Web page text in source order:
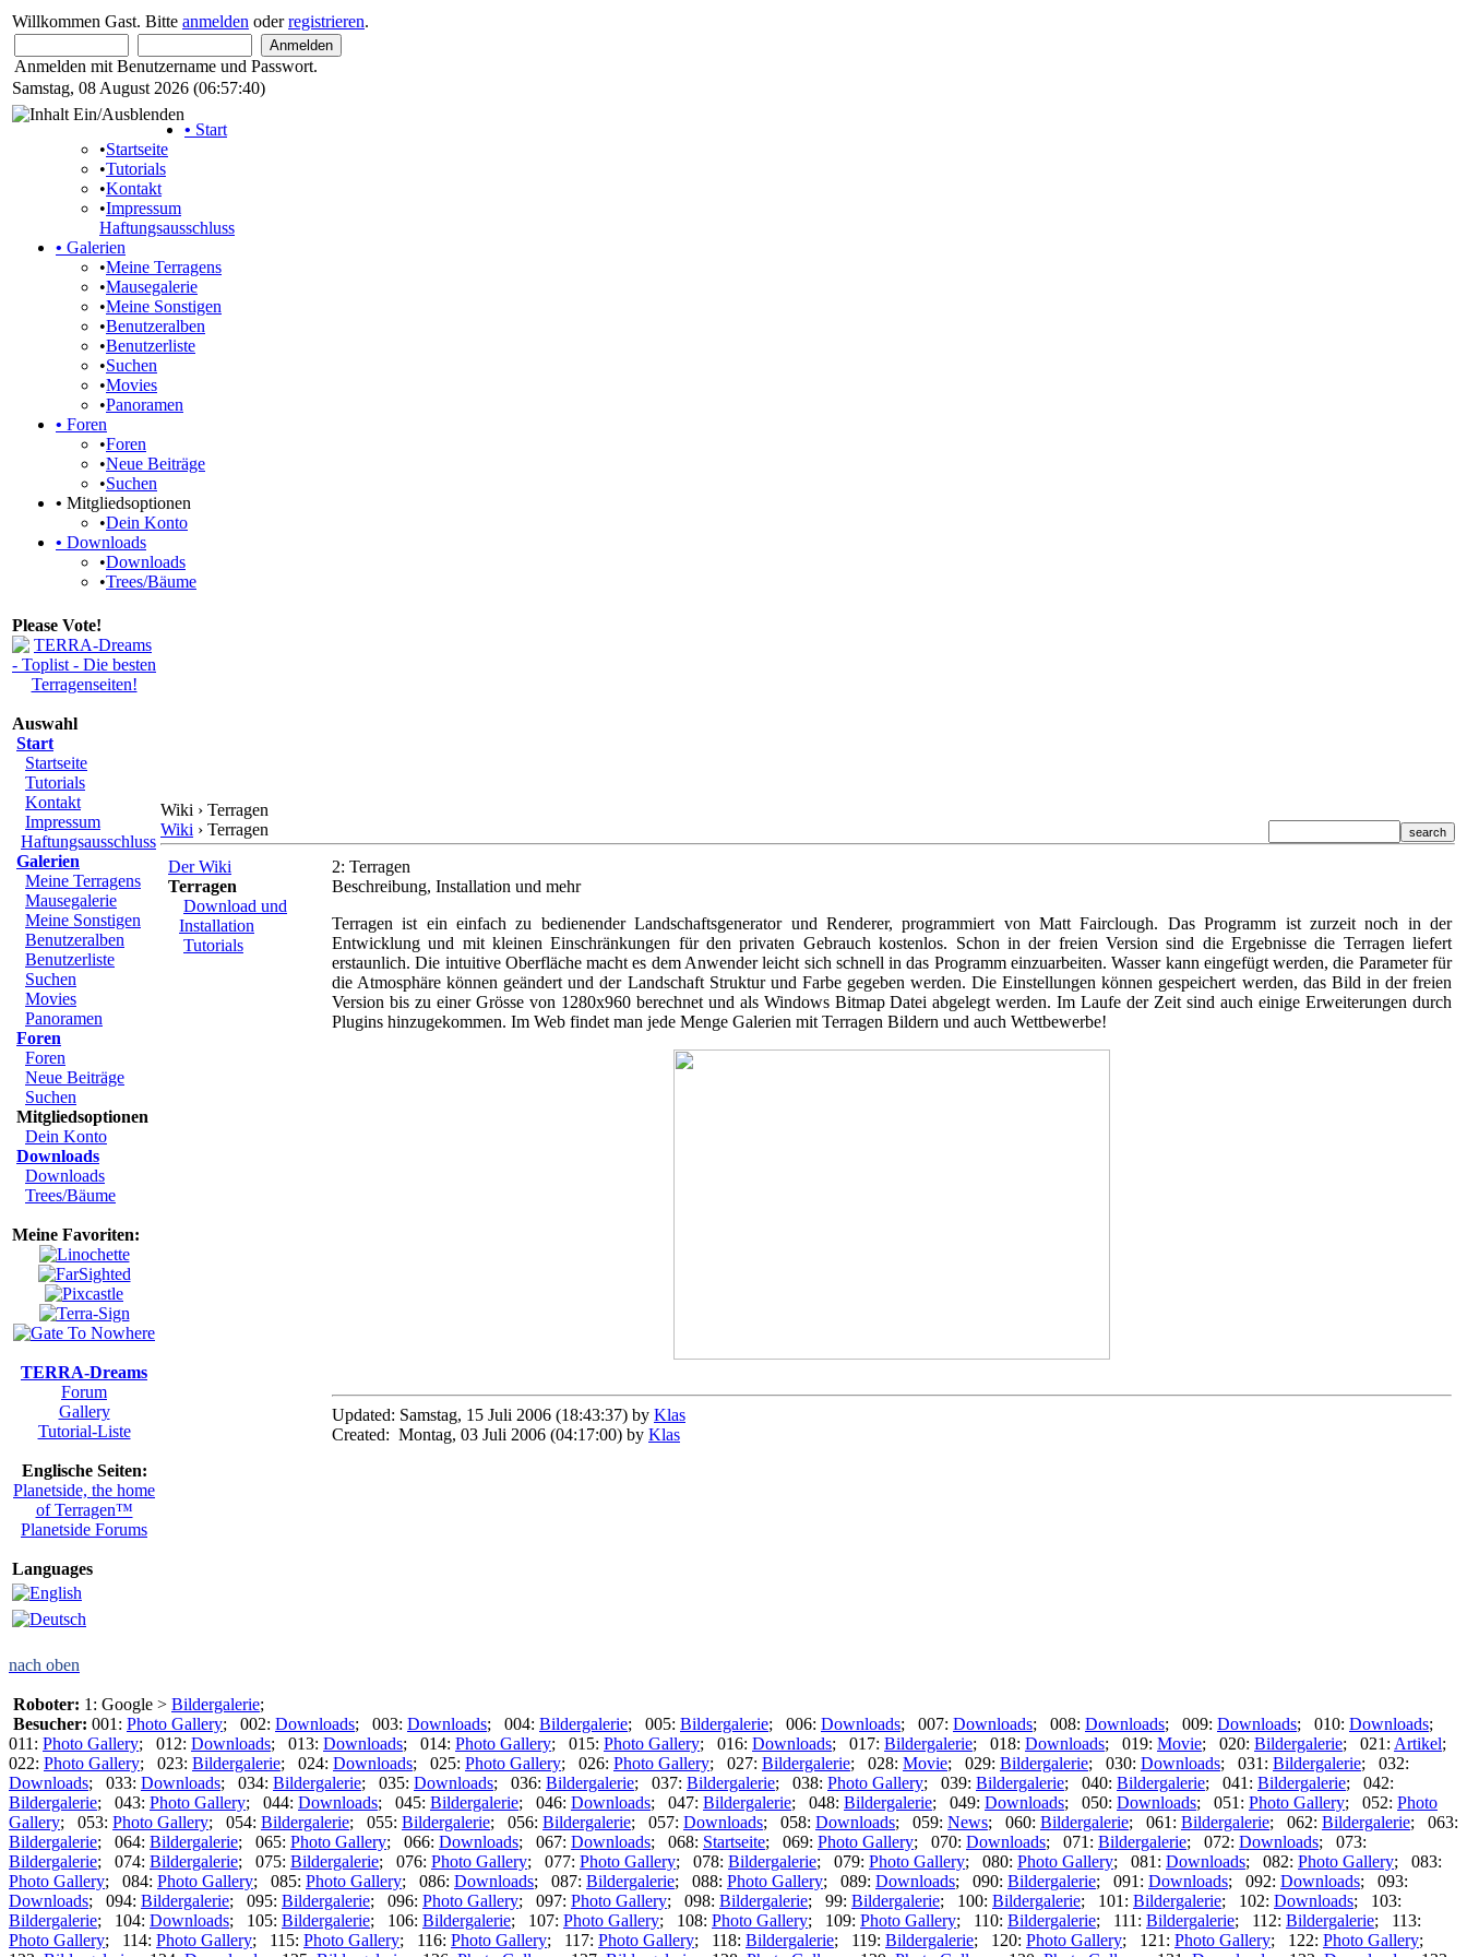
Willkommen Gast. Bitte anmelden oderregistrieren.
Anmelden mit Benutzername und Passwort.
Samstag, 08 August 2026 (06:57:40)
• Start
•Startseite
•Tutorials
•Kontakt
•Impressum
Haftungsausschluss
• Galerien
•Meine Terragens
•Mausegalerie
•Meine Sonstigen
•Benutzeralben
•Benutzerliste
•Suchen
•Movies
•Panoramen
• Foren
•Foren
•Neue Beiträge
•Suchen
• Mitgliedsoptionen
•Dein Konto
• Downloads
•Downloads
•Trees/Bäume
Please Vote!
Auswahl
Start
Startseite
Tutorials
Kontakt
Impressum
Haftungsausschluss
Galerien
Meine Terragens
Mausegalerie
Meine Sonstigen
Benutzeralben
Benutzerliste
Suchen
Movies
Panoramen
Foren
Foren
Neue Beiträge
Suchen
Mitgliedsoptionen
Dein Konto
Downloads
Downloads
Trees/Bäume
Meine Favoriten:
TERRA-Dreams
Forum
Gallery
Tutorial-Liste
Englische Seiten:
Planetside, the home
of Terragen™
Planetside Forums
Languages
Wiki › Terragen
Wiki › Terragen
Der Wiki
Terragen
Download und
Installation
Tutorials
2: Terragen
Beschreibung, Installation und mehr
Terragen ist ein einfach zu bedienender Landschaftsgenerator und Renderer, programmiert von Matt Fairclough. Das Programm ist zurzeit noch in der
Entwicklung und mit kleinen Einschränkungen für den privaten Gebrauch kostenlos. Schon in der freien Version sind die Ergebnisse die Terragen liefert
erstaunlich. Die intuitive Oberfläche macht es dem Anwender leicht sich schnell in das Programm einzuarbeiten. Wasser kann eingefügt werden, die Parameter für
die Atmosphäre können geändert und der Landschaft Struktur und Farbe gegeben werden. Die Einstellungen können gespeichert werden, das Bild in der freien
Version bis zu einer Grösse von 1280x960 berechnet und als Windows Bitmap Datei abgelegt werden. Im Laufe der Zeit sind auch einige Erweiterungen durch
Plugins hinzugekommen. Im Web findet man jede Menge Galerien mit Terragen Bildern und auch Wettbewerbe!
Updated: Samstag, 15 Juli 2006 (18:43:37) by Klas
Created: Montag, 03 Juli 2006 (04:17:00) by Klas
nach oben
Roboter: 1: Google > Bildergalerie;
Besucher: 001: Photo Gallery; 002: Downloads; 003: Downloads; 004: Bildergalerie; 005: Bildergalerie; 006: Downloads; 007: Downloads; 008: Downloads; 009: Downloads; 010: Downloads;
011: Photo Gallery; 012: Downloads; 013: Downloads; 014: Photo Gallery; 015: Photo Gallery; 016: Downloads; 017: Bildergalerie; 018: Downloads; 019: Movie; 020: Bildergalerie; 021: Artikel;
022: Photo Gallery; 023: Bildergalerie; 024: Downloads; 025: Photo Gallery; 026: Photo Gallery; 027: Bildergalerie; 028: Movie; 029: Bildergalerie; 030: Downloads; 031: Bildergalerie; 032:
Downloads; 033: Downloads; 034: Bildergalerie; 035: Downloads; 036: Bildergalerie; 037: Bildergalerie; 038: Photo Gallery; 039: Bildergalerie; 040: Bildergalerie; 041: Bildergalerie; 042:
Bildergalerie; 043: Photo Gallery; 044: Downloads; 045: Bildergalerie; 046: Downloads; 047: Bildergalerie; 048: Bildergalerie; 049: Downloads; 050: Downloads; 051: Photo Gallery; 052: Photo
Gallery; 053: Photo Gallery; 054: Bildergalerie; 055: Bildergalerie; 056: Bildergalerie; 057: Downloads; 058: Downloads; 059: News; 060: Bildergalerie; 061: Bildergalerie; 062: Bildergalerie; 063:
Bildergalerie; 064: Bildergalerie; 065: Photo Gallery; 066: Downloads; 067: Downloads; 068: Startseite; 069: Photo Gallery; 070: Downloads; 071: Bildergalerie; 072: Downloads; 073:
Bildergalerie; 074: Bildergalerie; 075: Bildergalerie; 076: Photo Gallery; 077: Photo Gallery; 078: Bildergalerie; 079: Photo Gallery; 080: Photo Gallery; 081: Downloads; 082: Photo Gallery; 083:
Photo Gallery; 084: Photo Gallery; 085: Photo Gallery; 086: Downloads; 087: Bildergalerie; 088: Photo Gallery; 089: Downloads; 090: Bildergalerie; 091: Downloads; 092: Downloads; 093:
Downloads; 094: Bildergalerie; 095: Bildergalerie; 096: Photo Gallery; 097: Photo Gallery; 098: Bildergalerie; 99: Bildergalerie; 100: Bildergalerie; 101: Bildergalerie; 102: Downloads; 103:
Bildergalerie; 104: Downloads; 105: Bildergalerie; 106: Bildergalerie; 107: Photo Gallery; 108: Photo Gallery; 109: Photo Gallery; 110: Bildergalerie; 111: Bildergalerie; 112: Bildergalerie; 113:
Photo Gallery; 114: Photo Gallery; 115: Photo Gallery; 116: Photo Gallery; 117: Photo Gallery; 118: Bildergalerie; 119: Bildergalerie; 120: Photo Gallery; 121: Photo Gallery; 122: Photo Gallery;